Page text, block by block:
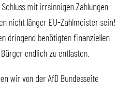
mit irrsinnigen Zahlungen
nicht länger EU-Zahlmeister sein!
dringend benötigten finanziellen
endlich zu entlasten.
wir von der AfD Bundesseite